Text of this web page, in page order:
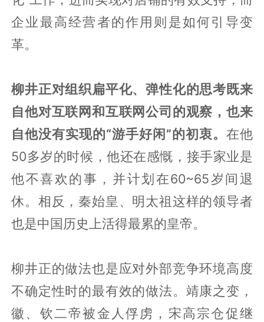
企业最高经营者的作用则是如何引导变
革。
柳井正对组织扁平化、弹性化的思考既来
自他对互联网和互联网公司的观察，也来
自他没有实现的“游手好闲”的初衷。 在他
50多岁的时候，他还在感慨，接手家业是
他不喜欢的事，并计划在60~65岁间退
休。相反，秦始皇、明太祖这样的领导者
也是中国历史上活得最累的皇帝。
柳井正的做法也是应对外部竞争环境高度
不确定性时的最有效的做法。靖康之变，
徽、钦二帝被金人俘虏，宋高宗仓促继